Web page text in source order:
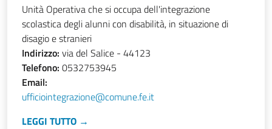
Unità Operativa che si occupa dell'integrazione
scolastica degli alunni con disabilità, in situazione di
disagio e stranieri
Indirizzo: via del Salice - 44123
Telefono: 0532753945
Email:
ufficiointegrazione@comune.fe.it
LEGGI TUTTO →